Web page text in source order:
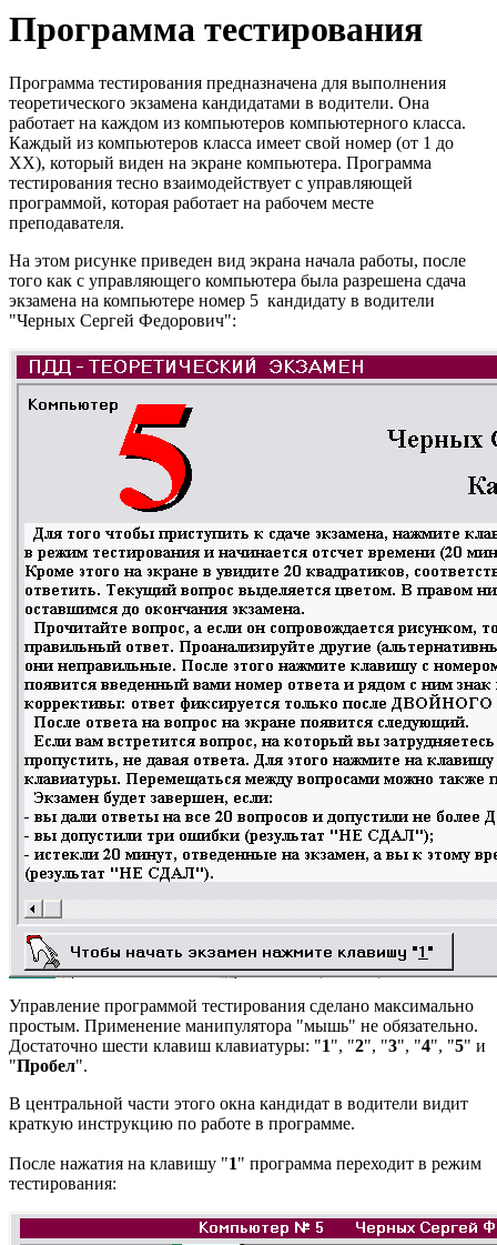
Программа тестирования
Программа тестирования предназначена для выполнения
теоретического экзамена кандидатами в водители. Она
работает на каждом из компьютеров компьютерного класса.
Каждый из компьютеров класса имеет свой номер (от 1 до
XX), который виден на экране компьютера. Программа
тестирования тесно взаимодействует с управляющей
программой, которая работает на рабочем месте
преподавателя.
На этом рисунке приведен вид экрана начала работы, после
того как с управляющего компьютера была разрешена сдача
экзамена на компьютере номер 5 кандидату в водители
"Черных Сергей Федорович":
Управление программой тестирования сделано максимально
простым. Применение манипулятора "мышь" не обязательно.
Достаточно шести клавиш клавиатуры: "1", "2", "3", "4", "5" и
"Пробел".
В центральной части этого окна кандидат в водители видит
краткую инструкцию по работе в программе.
После нажатия на клавишу "1" программа переходит в режим
тестирования: